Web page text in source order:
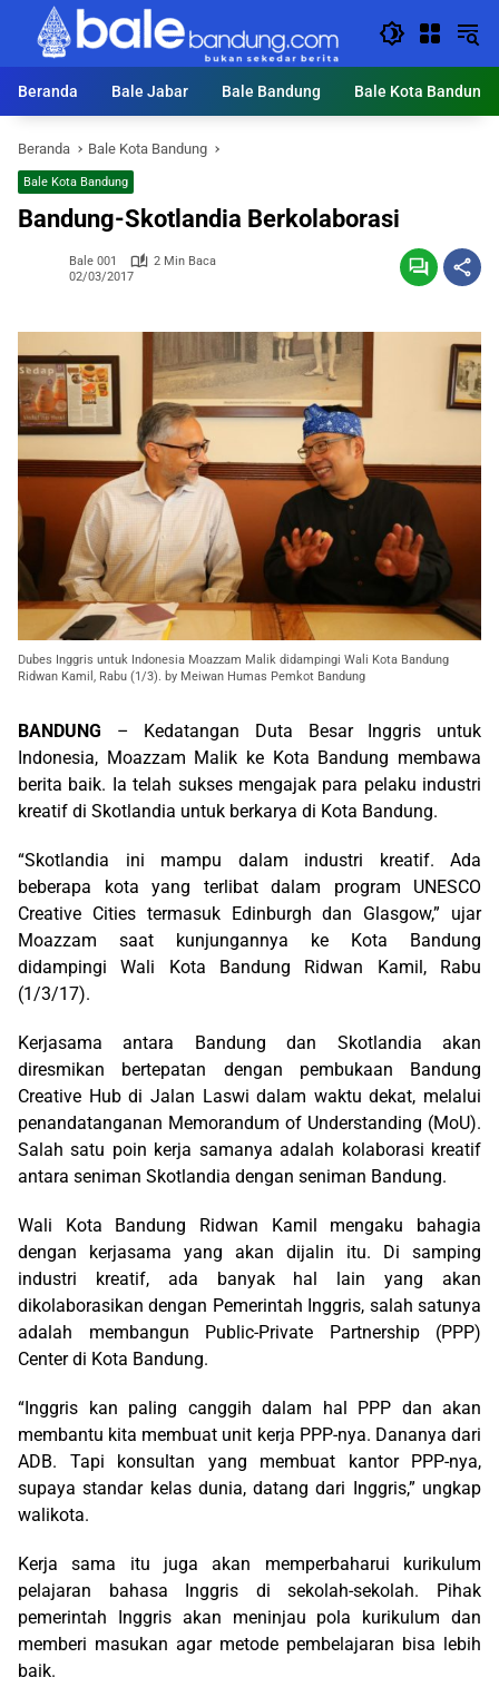
Langsung
konten
Beranda
Bale Jabar Bale Bandung Bale Kota Bandung
Beranda Bale Kota Bandung
Bale Kota Bandung
Bandung-Skotlandia Berkolaborasi
Bale 001
2 Min Baca
02/03/2017
Dubes Inggris untuk Indonesia Moazzam Malik didampingi Wali Kota Bandung
Ridwan Kamil, Rabu (1/3). by Meiwan Humas Pemkot Bandung
BANDUNG – Kedatangan Duta Besar Inggris untuk
Indonesia, Moazzam Malik ke Kota Bandung membawa
berita baik. Ia telah sukses mengajak para pelaku industri
kreatif di Skotlandia untuk berkarya di Kota Bandung.
“Skotlandia ini mampu dalam industri kreatif. Ada
beberapa kota yang terlibat dalam program UNESCO
Creative Cities termasuk Edinburgh dan Glasgow,” ujar
Moazzam saat kunjungannya ke Kota Bandung
didampingi Wali Kota Bandung Ridwan Kamil, Rabu
(1/3/17).
Kerjasama antara Bandung dan Skotlandia akan
diresmikan bertepatan dengan pembukaan Bandung
Creative Hub di Jalan Laswi dalam waktu dekat, melalui
penandatanganan Memorandum of Understanding (MoU).
Salah satu poin kerja samanya adalah kolaborasi kreatif
antara seniman Skotlandia dengan seniman Bandung.
Wali Kota Bandung Ridwan Kamil mengaku bahagia
dengan kerjasama yang akan dijalin itu. Di samping
industri kreatif, ada banyak hal lain yang akan
dikolaborasikan dengan Pemerintah Inggris, salah satunya
adalah membangun Public-Private Partnership (PPP)
Center di Kota Bandung.
“Inggris kan paling canggih dalam hal PPP dan akan
membantu kita membuat unit kerja PPP-nya. Dananya dari
ADB. Tapi konsultan yang membuat kantor PPP-nya,
supaya standar kelas dunia, datang dari Inggris,” ungkap
walikota.
Kerja sama itu juga akan memperbaharui kurikulum
pelajaran bahasa Inggris di sekolah-sekolah. Pihak
pemerintah Inggris akan meninjau pola kurikulum dan
memberi masukan agar metode pembelajaran bisa lebih
baik.